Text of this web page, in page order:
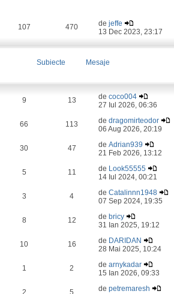
107 470 dejeffe
13 Dec 2023, 23:17
Subiecte
Mesaje
9 13 decoco004
27 Iul 2026, 06:36
66 113 dedragomirteodor
06 Aug 2026, 20:19
30 47 deAdrian939
21 Feb 2026, 13:12
5 11 de Look55555
14 Iul 2024, 00:21
3 4 deCatalinnn1948
07 Sep 2024, 19:35
8 12 de bricy
31 Ian 2025, 19:12
10 16 de DARIDAN
28 Mai 2025, 10:24
1 2 dearnykadar
15 Ian 2026, 09:33
2 5 depetremaresh